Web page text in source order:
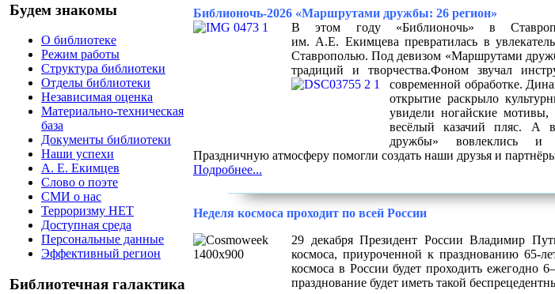
Будем знакомы
О библиотеке
Режим работы
Структура библиотеки
Отделы библиотеки
Независимая оценка
Материально-техническая
база
Документы библиотеки
Наши успехи
А. Е. Екимцев
Слово о поэте
СМИ о нас
Терроризму НЕТ
Доступная среда
Персональные данные
Эффективный регион
Библиотечная галактика
Библионочь‑2026 «Маршрутами дружбы: 26 регион»
В этом году «Библионочь» в
им. А.Е. Екимцева превратилась в
Ставрополью. Под девизом «Маршрутами
традиций и творчества.Фоном звучал
современной обработке.
открытие раскрыло
увидели ногайские мотивы,
весёлый казачий пляс. А
дружбы» вовлеклись и
Праздничную атмосферу помогли создать наши друзья и
Подробнее...
Неделя космоса проходит по всей России
29 декабря Президент России Владимир
космоса, приуроченной к празднованию 65-
космоса в России будет проходить ежегодно
празднование будет иметь такой